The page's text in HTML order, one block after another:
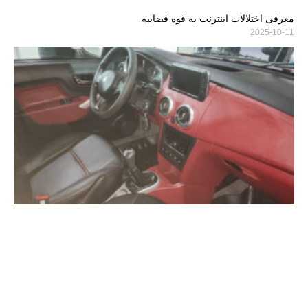
معرفی اختلالات اینترنت به قوه قضاییه
2025-10-11